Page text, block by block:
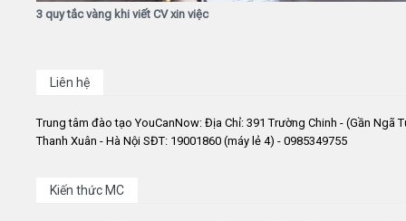
3 quy tắc vàng khi viết CV xin việc
Liên hệ
Trung tâm đào tạo YouCanNow: Địa Chỉ: 391 Trường Chinh - (Gần Ngã
Thanh Xuân - Hà Nội SĐT: 19001860 (máy lẻ 4) - 0985349755
Kiến thức MC